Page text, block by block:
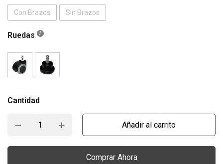
Con Brazos Sin Brazos
Ruedas
Cantidad
Añadir al carrito
Comprar Ahora